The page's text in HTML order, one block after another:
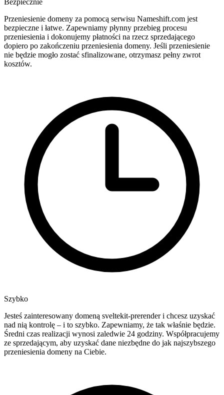
Bezpiecznie
Przeniesienie domeny za pomocą serwisu Nameshift.com jest
bezpieczne i łatwe. Zapewniamy płynny przebieg procesu
przeniesienia i dokonujemy płatności na rzecz sprzedającego
dopiero po zakończeniu przeniesienia domeny. Jeśli przeniesienie
nie będzie mogło zostać sfinalizowane, otrzymasz pełny zwrot
kosztów.
Szybko
Jesteś zainteresowany domeną sveltekit-prerender i chcesz uzyskać
nad nią kontrolę – i to szybko. Zapewniamy, że tak właśnie będzie.
Średni czas realizacji wynosi zaledwie 24 godziny. Współpracujemy
ze sprzedającym, aby uzyskać dane niezbędne do jak najszybszego
przeniesienia domeny na Ciebie.